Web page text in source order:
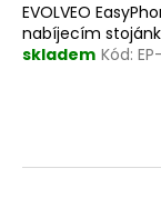
EVOLVEO
nabíjecím
skladem Kód: